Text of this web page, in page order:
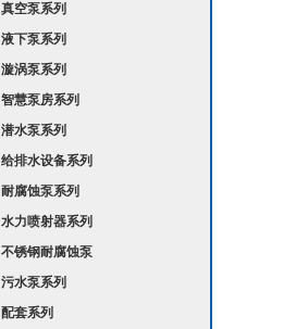
真空泵系列
液下泵系列
漩涡泵系列
智慧泵房系列
潜水泵系列
给排水设备系列
耐腐蚀泵系列
水力喷射器系列
不锈钢耐腐蚀泵
污水泵系列
配套系列